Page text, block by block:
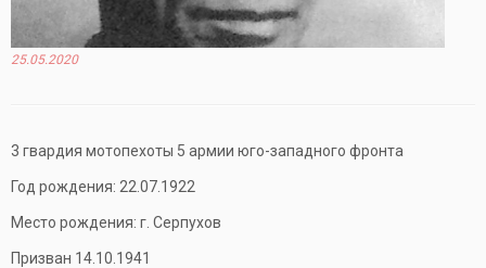
25.05.2020
3 гвардия мотопехоты 5 армии юго-западного фронта
Год рождения: 22.07.1922
Место рождения: г. Серпухов
Призван 14.10.1941